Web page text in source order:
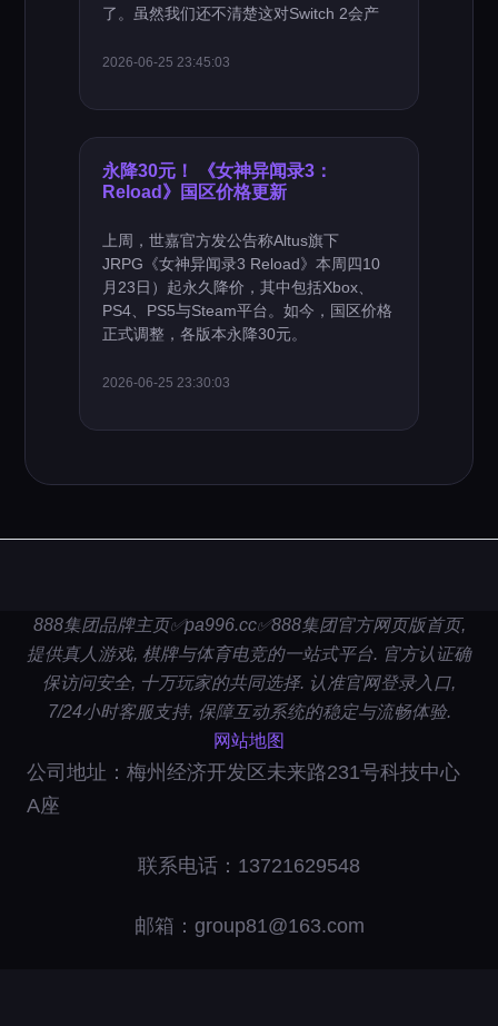
了。虽然我们还不清楚这对Switch 2会产
2026-06-25 23:45:03
永降30元！ 《女神异闻录3：
Reload》国区价格更新
上周，世嘉官方发公告称Altus旗下
JRPG《女神异闻录3 Reload》本周四10
月23日）起永久降价，其中包括Xbox、
PS4、PS5与Steam平台。如今，国区价格
正式调整，各版本永降30元。
2026-06-25 23:30:03
888集团品牌主页✅pa996.cc✅888集团官方网页版首页,
提供真人游戏, 棋牌与体育电竞的一站式平台. 官方认证确
保访问安全, 十万玩家的共同选择. 认准官网登录入口,
7/24小时客服支持, 保障互动系统的稳定与流畅体验.
网站地图
公司地址：梅州经济开发区未来路231号科技中心
A座
联系电话：13721629548
邮箱：group81@163.com